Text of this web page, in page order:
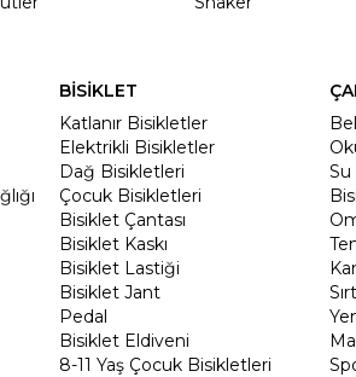
BİSİKLET
Katlanır Bisikletler
Elektrikli Bisikletler
Dağ Bisikletleri
Çocuk Bisikletleri
Bisiklet Çantası
Bisiklet Kaskı
Bisiklet Lastiği
Bisiklet Jant
Pedal
Bisiklet Eldiveni
8-11 Yaş Çocuk Bisikletleri
Su